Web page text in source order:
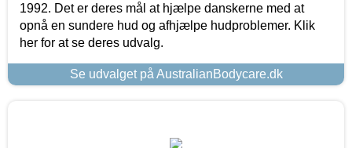
1992. Det er deres mål at hjælpe danskerne med at
opnå en sundere hud og afhjælpe hudproblemer. Klik
her for at se deres udvalg.
Se udvalget på AustralianBodycare.dk